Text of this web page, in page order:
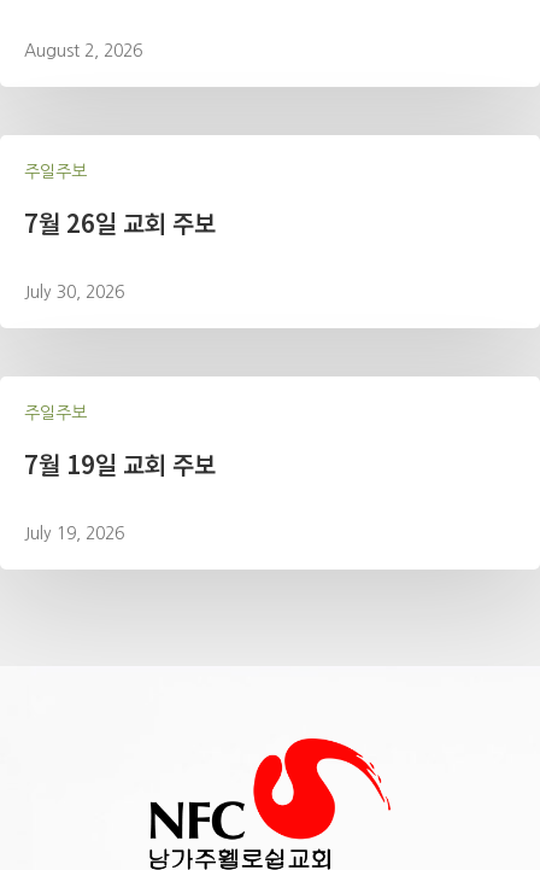
August 2, 2026
주일주보
7월 26일 교회 주보
July 30, 2026
주일주보
7월 19일 교회 주보
July 19, 2026